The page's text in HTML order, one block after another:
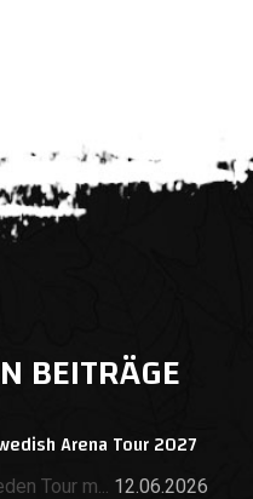
BEITRÄGE
Arena Tour 2027
Tour m... 12.06.2026